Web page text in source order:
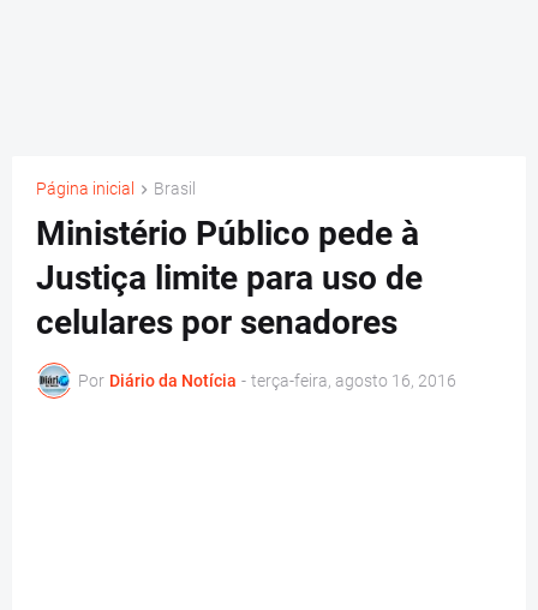
Página inicial Brasil
Ministério Público pede à
Justiça limite para uso de
celulares por senadores
Por Diário da Notícia - terça-feira, agosto 16, 2016